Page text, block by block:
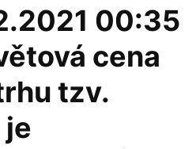
00:35
cena
tzv.
je